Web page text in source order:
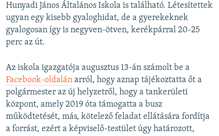
Hunyadi János Általános Iskola is található. Létesítettek
ugyan egy kisebb gyaloghidat, de a gyerekeknek
gyalogosan így is negyven-ötven, kerékpárral 20-25
perc az út.
Az iskola igazgatója augusztus 13-án számolt be a
Facebook-oldalán arról, hogy aznap tájékoztatta őt a
polgármester az új helyzetről, hogy a tankerületi
központ, amely 2019 óta támogatta a busz
működtetését, más, kötelező feladat ellátására fordítja
a forrást, ezért a képviselő-testület úgy határozott,